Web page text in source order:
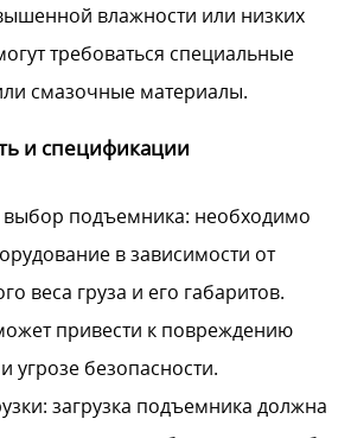
влажности или низких
требоваться специальные
смазочные материалы.
и спецификации
подъемника: необходимо
в зависимости от
веса груза и его габаритов.
привести к повреждению
угрозе безопасности.
загрузка подъемника должна